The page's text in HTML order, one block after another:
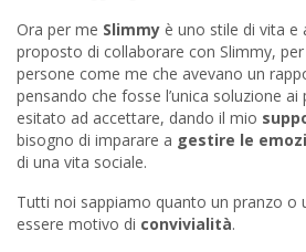
Ora per me Slimmy è uno stile di vita e
proposto di collaborare con Slimmy,
persone come me che avevano un
pensando che fosse l’unica soluzione
esitato ad accettare, dando il mio
bisogno di imparare a gestire le
di una vita sociale.
Tutti noi sappiamo quanto un pranzo o
essere motivo di convivialità.